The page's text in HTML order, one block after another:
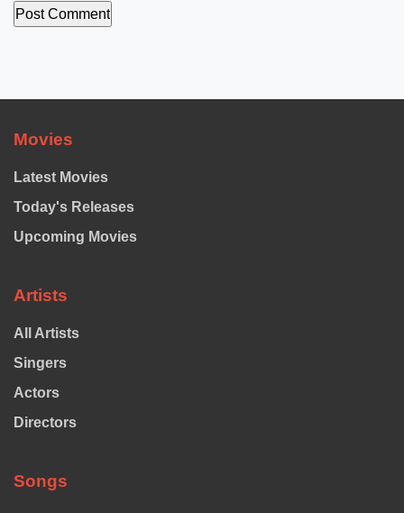
Movies
Latest Movies
Today's Releases
Upcoming Movies
Artists
All Artists
Singers
Actors
Directors
Songs